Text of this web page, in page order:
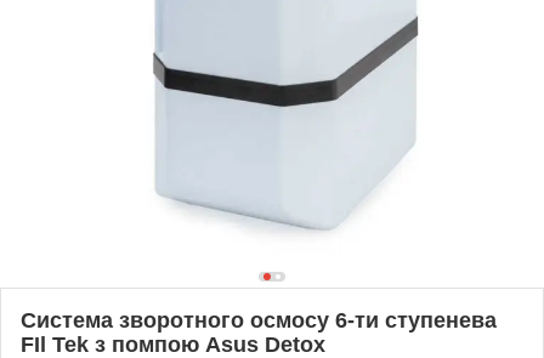
Система зворотного осмосу 6-ти ступенева
FIl Tek з помпою Asus Detox